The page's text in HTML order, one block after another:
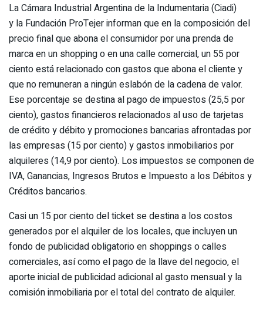
La Cámara Industrial Argentina de la Indumentaria (Ciadi)
y la Fundación ProTejer informan que en la composición del
precio final que abona el consumidor por una prenda de
marca en un shopping o en una calle comercial, un 55 por
ciento está relacionado con gastos que abona el cliente y
que no remuneran a ningún eslabón de la cadena de valor.
Ese porcentaje se destina al pago de impuestos (25,5 por
ciento), gastos financieros relacionados al uso de tarjetas
de crédito y débito y promociones bancarias afrontadas por
las empresas (15 por ciento) y gastos inmobiliarios por
alquileres (14,9 por ciento). Los impuestos se componen de
IVA, Ganancias, Ingresos Brutos e Impuesto a los Débitos y
Créditos bancarios.
Casi un 15 por ciento del ticket se destina a los costos
generados por el alquiler de los locales, que incluyen un
fondo de publicidad obligatorio en shoppings o calles
comerciales, así como el pago de la llave del negocio, el
aporte inicial de publicidad adicional al gasto mensual y la
comisión inmobiliaria por el total del contrato de alquiler.